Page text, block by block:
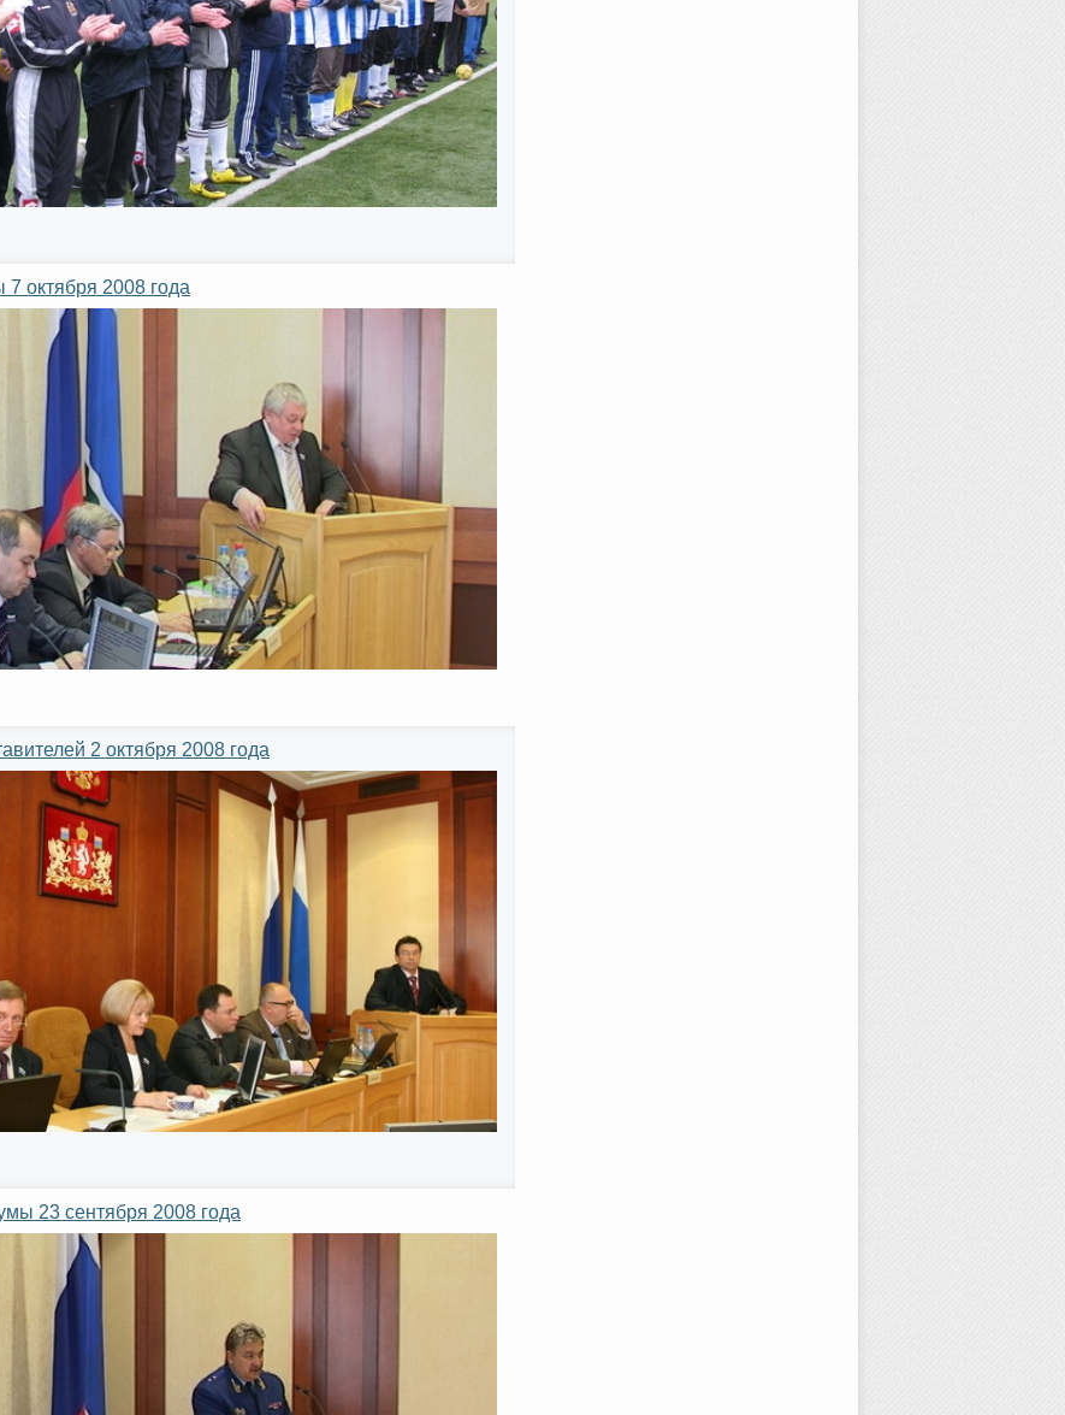
октября 2008 года
2 октября 2008 года
23 сентября 2008 года